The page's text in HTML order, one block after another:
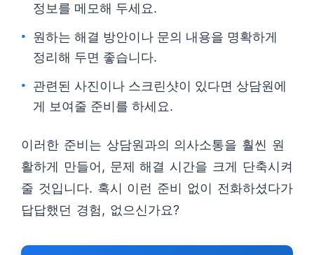
정보를 메모해 두세요.
원하는 해결 방안이나 문의 내용을 명확하게
정리해 두면 좋습니다.
관련된 사진이나 스크린샷이 있다면 상담원에
게 보여줄 준비를 하세요.
이러한 준비는 상담원과의 의사소통을 훨씬 원
활하게 만들어, 문제 해결 시간을 크게 단축시켜
줄 것입니다. 혹시 이런 준비 없이 전화하셨다가
답답했던 경험, 없으신가요?